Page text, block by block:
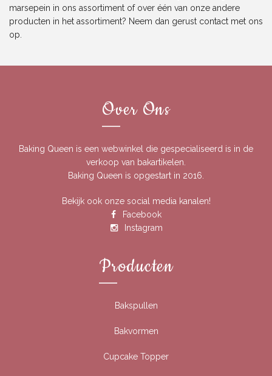
marsepein in ons assortiment of over één van onze andere
producten in het assortiment? Neem dan gerust contact met ons
op.
Over Ons
Baking Queen is een webwinkel die gespecialiseerd is in de
verkoop van bakartikelen.
Baking Queen is opgestart in 2016.
Bekijk ook onze social media kanalen!
Facebook
Instagram
Producten
Bakspullen
Bakvormen
Cupcake Topper